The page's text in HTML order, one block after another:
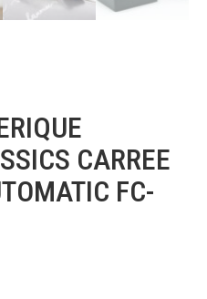
CARREE
FC-